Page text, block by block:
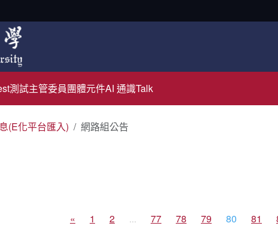
測試主管委員團體元件AI 通識Talk
(E化平台匯入) 網路組公告
« 1 2 ... 77 78 79 80 81